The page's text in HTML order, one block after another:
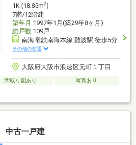
1K (18.85m2)
7階/12階建
築年月 1997年1月(築29年8ヶ月)
総戸数109戸
南海電鉄南海本線 難波駅 徒歩5分
その他の交通
大阪府大阪市浪速区元町１丁目
間取り図あり
写真あり
中古一戸建